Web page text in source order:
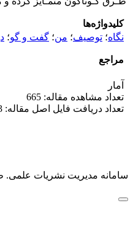
کلیدواژه‌ها
نگاه؛ توصیف؛ من؛ گفت و گو؛
مراجع
آمار
تعداد مشاهده مقاله: 665
تعداد دریافت فایل اصل مقاله: 433
سامانه مدیریت نشریات علمی.